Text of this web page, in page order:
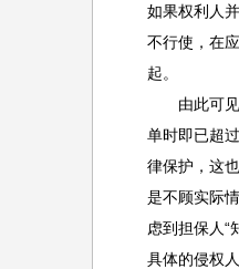
如果权利人
不行使，在
起。
由此可见
单时即已超
律保护，这
是不顾实际
虑到担保人“
具体的侵权